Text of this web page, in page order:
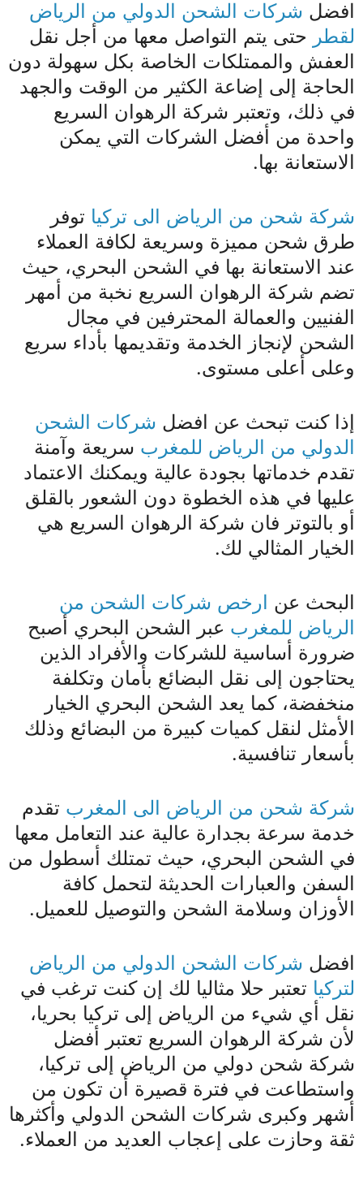
افضل شركات الشحن الدولي من الرياض
لقطر حتى يتم التواصل معها من أجل نقل
العفش والممتلكات الخاصة بكل سهولة دون
الحاجة إلى إضاعة الكثير من الوقت والجهد
في ذلك، وتعتبر شركة الرهوان السريع
واحدة من أفضل الشركات التي يمكن
الاستعانة بها.
شركة شحن من الرياض الى تركيا توفر
طرق شحن مميزة وسريعة لكافة العملاء
عند الاستعانة بها في الشحن البحري، حيث
تضم شركة الرهوان السريع نخبة من أمهر
الفنيين والعمالة المحترفين في مجال
الشحن لإنجاز الخدمة وتقديمها بأداء سريع
وعلى أعلى مستوى.
إذا كنت تبحث عن افضل شركات الشحن
الدولي من الرياض للمغرب سريعة وآمنة
تقدم خدماتها بجودة عالية ويمكنك الاعتماد
عليها في هذه الخطوة دون الشعور بالقلق
أو بالتوتر فان شركة الرهوان السريع هي
الخيار المثالي لك.
البحث عن ارخص شركات الشحن من
الرياض للمغرب عبر الشحن البحري أصبح
ضرورة أساسية للشركات والأفراد الذين
يحتاجون إلى نقل البضائع بأمان وتكلفة
منخفضة، كما يعد الشحن البحري الخيار
الأمثل لنقل كميات كبيرة من البضائع وذلك
بأسعار تنافسية.
شركة شحن من الرياض الى المغرب تقدم
خدمة سرعة بجدارة عالية عند التعامل معها
في الشحن البحري، حيث تمتلك أسطول من
السفن والعبارات الحديثة لتحمل كافة
الأوزان وسلامة الشحن والتوصيل للعميل.
افضل شركات الشحن الدولي من الرياض
لتركيا تعتبر حلا مثاليا لك إن كنت ترغب في
نقل أي شيء من الرياض إلى تركيا بحريا،
لأن شركة الرهوان السريع تعتبر أفضل
شركة شحن دولي من الرياض إلى تركيا،
واستطاعت في فترة قصيرة أن تكون من
أشهر وكبرى شركات الشحن الدولي وأكثرها
ثقة وحازت على إعجاب العديد من العملاء.